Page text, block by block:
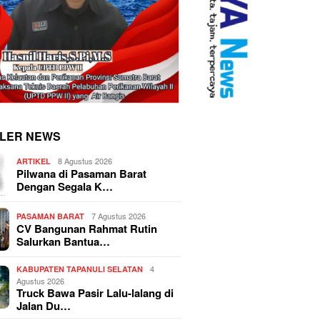
NEWS
ARTIKEL 8 Agustus 2026
Pilwana di Pasaman Barat
Dengan Segala K…
PASAMAN BARAT 7 Agustus 2026
CV Bangunan Rahmat Rutin
Salurkan Bantua…
KABUPATEN TAPANULI SELATAN
4
Agustus 2026
Truck Bawa Pasir Lalu-lalang di
Jalan Du…